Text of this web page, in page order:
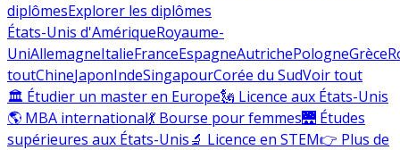
diplômesExplorer les diplômes
États-Unis d'AmériqueRoyaume-
UniAllemagneItalieFranceEspagneAutrichePologneGrèce
toutChineJaponIndeSingapourCorée du SudVoir tout
🏛 Étudier un master en Europe🗽 Licence aux États-Unis
🌎 MBA international💃 Bourse pour femmes🌉 Études
supérieures aux États-Unis🔬 Licence en STEM👉 Plus de